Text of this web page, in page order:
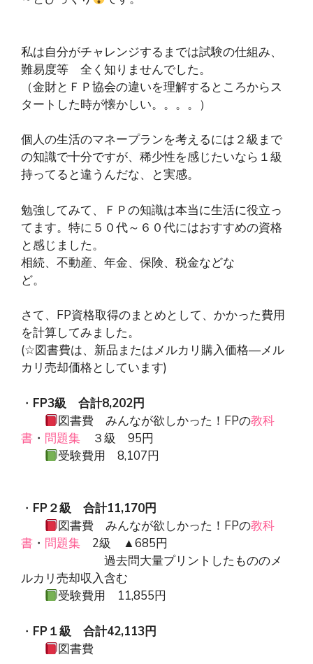
私は自分がチャレンジするまでは試験の仕組み、
難易度等 全く知りませんでした。
（金財とＦＰ協会の違いを理解するところからス
タートした時が懐かしい。。。。）
個人の生活のマネープランを考えるには２級まで
の知識で十分ですが、稀少性を感じたいなら１級
持ってると違うんだな、と実感。
勉強してみて、ＦＰの知識は本当に生活に役立っ
てます。特に５０代～６０代にはおすすめの資格
と感じました。
相続、不動産、年金、保険、税金などな
ど。
さて、FP資格取得のまとめとして、かかった費用
を計算してみました。
(☆図書費は、新品またはメルカリ購入価格―メル
カリ売却価格としています)
・ FP3級 合計8,202円
図書費 みんなが欲しかった！FPの教科
書 ・ 問題集 ３級 95円
受験費用 8,107円
・ FP２級 合計11,170円
図書費 みんなが欲しかった！FPの教科
書 ・ 問題集 2級 ▲685円
過去問大量プリントしたもののメ
ルカリ売却収入含む
受験費用 11,855円
・ FP１級 合計42,113円
図書費